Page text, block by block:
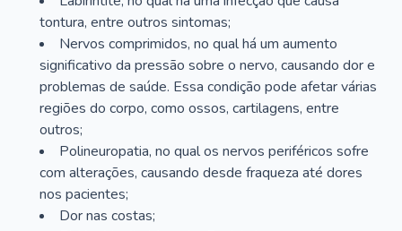
tontura, entre outros sintomas;
Nervos comprimidos, no qual há um aumento
significativo da pressão sobre o nervo, causando dor e
problemas de saúde. Essa condição pode afetar várias
regiões do corpo, como ossos, cartilagens, entre
outros;
Polineuropatia, no qual os nervos periféricos sofre
com alterações, causando desde fraqueza até dores
nos pacientes;
Dor nas costas;